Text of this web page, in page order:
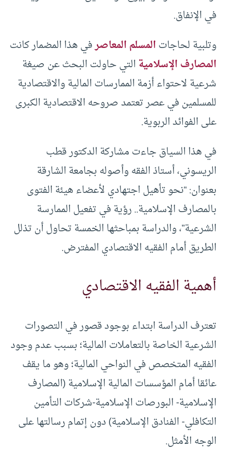
في الإنفاق.
وتلبية لحاجاتالمسلم المعاصرفي هذا المضمار كانت
المصارف الإسلاميةالتي حاولت البحث عن صيغة
شرعية لاحتواء أزمة الممارسات المالية والاقتصادية
للمسلمين في عصر تعتمد صروحه الاقتصادية الكبرى
على الفوائد الربوية.
في هذا السياق جاءت مشاركة الدكتور قطب
الريسوني، أستاذ الفقه وأصوله بجامعة الشارقة
بعنوان: “نحو تأهيل اجتهادي لأعضاء هيئة الفتوى
بالمصارف الإسلامية.. رؤية في تفعيل الممارسة
الشرعية”، والدراسة بمباحثها الخمسة تحاول أن تذلل
الطريق أمام الفقيه الاقتصادي المفترض.
أهمية الفقيه الاقتصادي
تعترف الدراسة ابتداء بوجود قصور في التصورات
الشرعية الخاصة بالتعاملات المالية؛ بسبب عدم وجود
الفقيه المتخصص في النواحي المالية؛ وهو ما يقف
عائقا أمام المؤسسات المالية الإسلامية (المصارف
الإسلامية- البورصات الإسلامية-شركات التأمين
التكافلي- الفنادق الإسلامية) دون إتمام رسالتها على
الوجه الأمثل.